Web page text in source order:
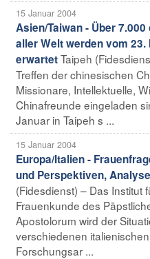
15 Januar 2004
Asien/Taiwan - Über
aller Welt werden vom
erwartetTaipeh
Treffen der chinesischen
Missionare, Intellektuelle,
Chinafreunde eingeladen
Januar in Taipeh s ...
15 Januar 2004
Europa/Italien -
und Perspektiven,
(Fidesdienst) – Das Institut
Frauenkunde des
Apostolorum wird der
verschiedenen
Forschungsar ...